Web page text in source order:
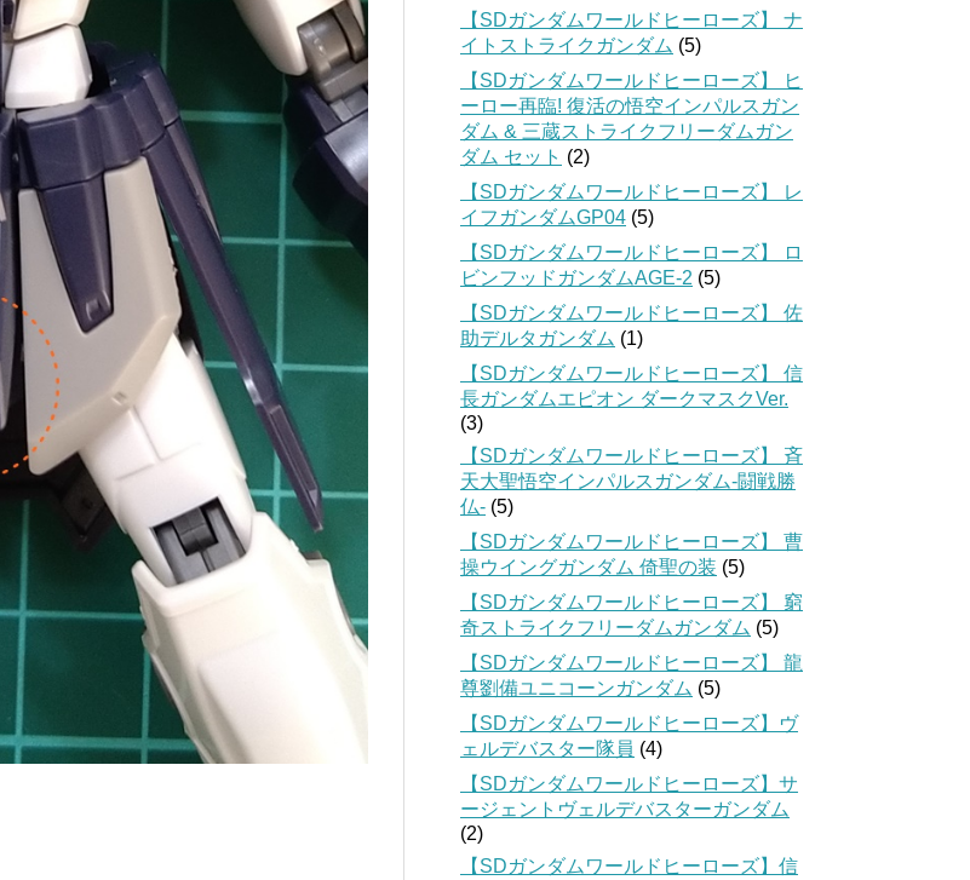
【SDガンダムワールドヒーローズ】 ナ
イトストライクガンダム (5)
【SDガンダムワールドヒーローズ】 ヒ
ーロー再臨! 復活の悟空インパルスガン
ダム & 三蔵ストライクフリーダムガン
ダム セット (2)
【SDガンダムワールドヒーローズ】 レ
イフガンダムGP04 (5)
【SDガンダムワールドヒーローズ】 ロ
ビンフッドガンダムAGE-2 (5)
【SDガンダムワールドヒーローズ】 佐
助デルタガンダム (1)
【SDガンダムワールドヒーローズ】 信
長ガンダムエピオン ダークマスクVer.
(3)
【SDガンダムワールドヒーローズ】 斉
天大聖悟空インパルスガンダム-闘戦勝
仏- (5)
【SDガンダムワールドヒーローズ】 曹
操ウイングガンダム 倚聖の装 (5)
【SDガンダムワールドヒーローズ】 窮
奇ストライクフリーダムガンダム (5)
【SDガンダムワールドヒーローズ】 龍
尊劉備ユニコーンガンダム (5)
【SDガンダムワールドヒーローズ】ヴ
ェルデバスター隊員 (4)
【SDガンダムワールドヒーローズ】サ
ージェントヴェルデバスターガンダム
(2)
【SDガンダムワールドヒーローズ】信